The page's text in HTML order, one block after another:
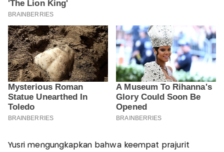
Yusri mengungkapkan bahwa keempat prajurit